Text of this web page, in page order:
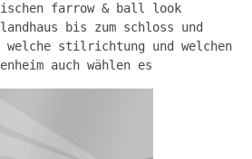
farrow & ball look
bis zum schloss und
welche stilrichtung und welchen
auch wählen es